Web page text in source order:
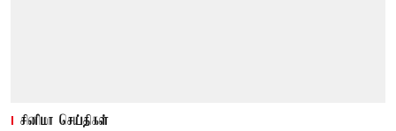
சினிமா செய்திகள்